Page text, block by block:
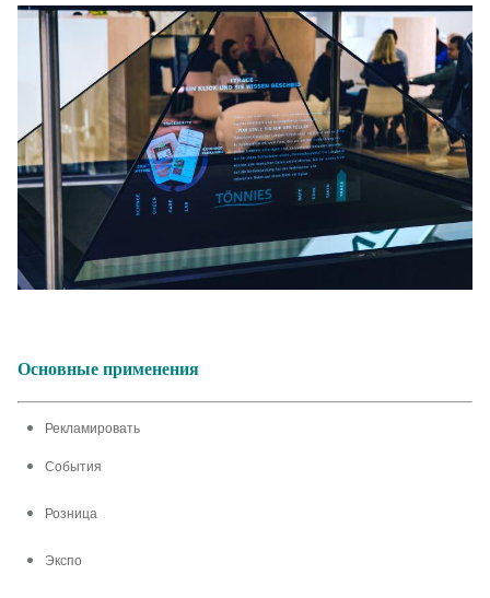
Основные применения
Рекламировать
События
Розница
Экспо